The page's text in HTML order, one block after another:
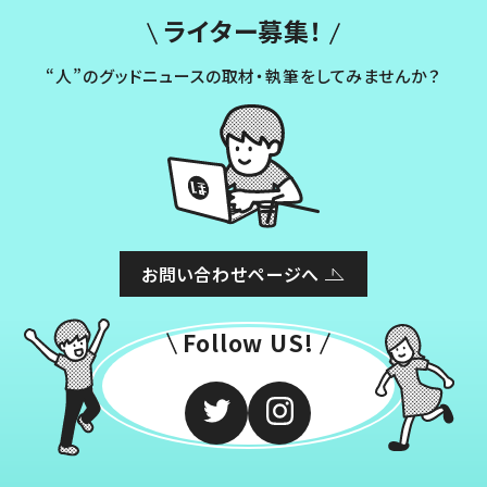
ライター募集！
“人”のグッドニュースの取材・執筆をしてみませんか？
お問い合わせページへ
Follow US!